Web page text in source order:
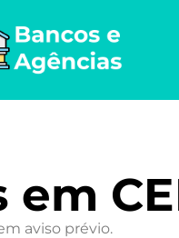
aviso prévio.